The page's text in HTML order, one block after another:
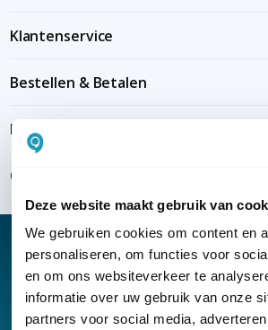
Deze website maakt gebruik van
We gebruiken cookies om content en
personaliseren, om functies voor
en om ons websiteverkeer te
informatie over uw gebruik van onze
partners voor social media,
Klantenservice
Bestellen & Betalen
Bezorgen & installeren
Over KommaGo
Nieuwsbrief